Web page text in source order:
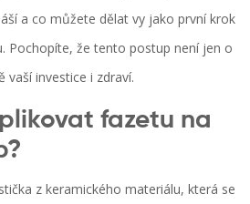
a co můžete dělat vy jako první krok
Pochopíte, že tento postup není jen o
vaší investice i zdraví.
fazetu na
z keramického materiálu, která se